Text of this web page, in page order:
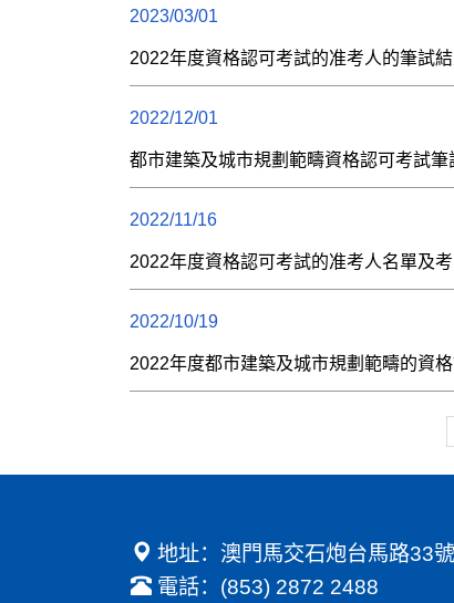
2023/03/01
2022年度資格認可考試的准考人的筆試
2022/12/01
都市建築及城市規劃範疇資格認可考試筆
2022/11/16
2022年度資格認可考試的准考人名單及
2022/10/19
2022年度都市建築及城市規劃範疇的資
地址：澳門馬交石炮台馬路33號
電話：(853) 2872 2488